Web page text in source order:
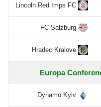
Lincoln Red Imps FC
FC Salzburg
Hradec Kralove
Europa
Dynamo Kyiv